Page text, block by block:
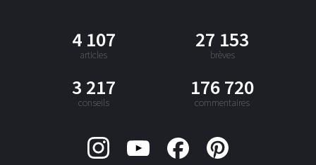
4 107
articles
27 153
brèves
3 217
conseils
176 720
commentaires